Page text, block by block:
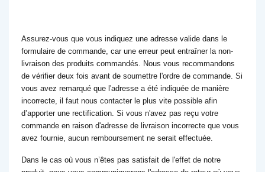
Assurez-vous que vous indiquez une adresse valide dans le
formulaire de commande, car une erreur peut entraîner la non-
livraison des produits commandés. Nous vous recommandons
de vérifier deux fois avant de soumettre l'ordre de commande. Si
vous avez remarqué que l'adresse a été indiquée de manière
incorrecte, il faut nous contacter le plus vite possible afin
d’apporter une rectification. Si vous n'avez pas reçu votre
commande en raison d'adresse de livraison incorrecte que vous
avez fournie, aucun remboursement ne serait effectuée.
Dans le cas où vous n’êtes pas satisfait de l'effet de notre